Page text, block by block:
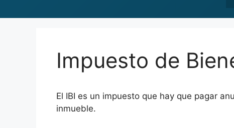
Impuesto de
El IBI es un impuesto que hay que pagar
inmueble.